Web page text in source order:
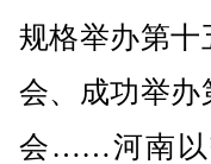
规格举办第十
会、成功举
会……河南以